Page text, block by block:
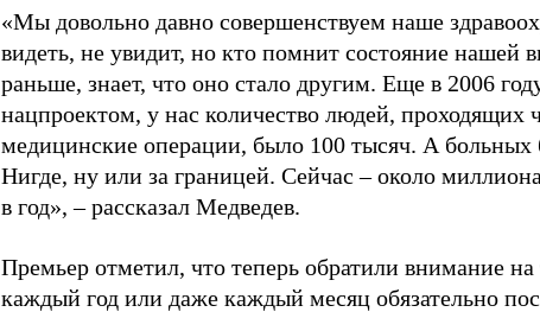
«Мы довольно давно совершенствуем наше
видеть, не увидит, но кто помнит состояние нашей
раньше, знает, что оно стало другим. Еще в 2006
нацпроектом, у нас количество людей, проходящих
медицинские операции, было 100 тысяч. А больных
Нигде, ну или за границей. Сейчас – около
в год», – рассказал Медведев.
Премьер отметил, что теперь обратили внимание
каждый год или даже каждый месяц обязательно